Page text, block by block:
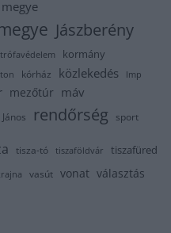
Jászberény
kormány
kórház közlekedés lmp
mezőtúr máv
rendőrség sport
tisza-tó tiszaföldvár tiszafüred
vasút vonat választás